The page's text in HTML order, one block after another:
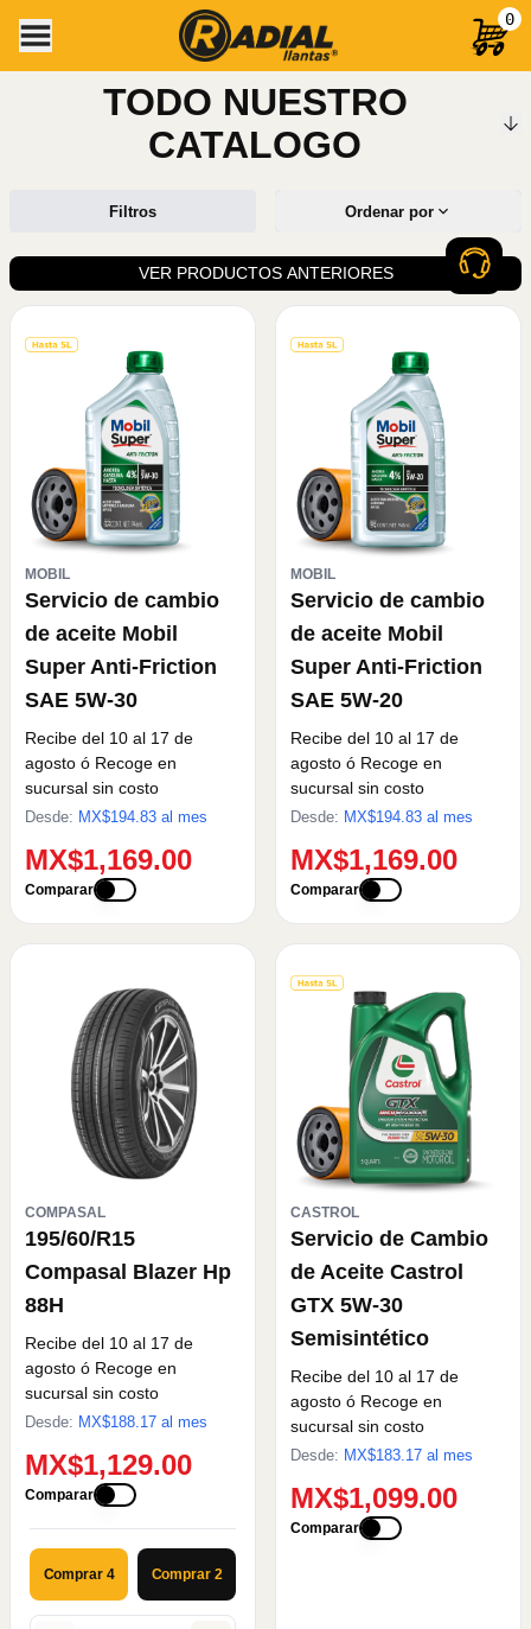
0
TODO NUESTRO
CATALOGO
Filtros Ordenar por
VER PRODUCTOS ANTERIORES
MOBIL
Servicio de cambio
de aceite Mobil
Super Anti-Friction
SAE 5W-30
Recibe del 10 al 17 de
agosto ó Recoge en
sucursal sin costo
Desde: MX$194.83 al mes
MX$1,169.00
Comparar
MOBIL
Servicio de cambio
de aceite Mobil
Super Anti-Friction
SAE 5W-20
Recibe del 10 al 17 de
agosto ó Recoge en
sucursal sin costo
Desde: MX$194.83 al mes
MX$1,169.00
Comparar
COMPASAL
195/60/R15
Compasal Blazer Hp
88H
Recibe del 10 al 17 de
agosto ó Recoge en
sucursal sin costo
Desde: MX$188.17 al mes
MX$1,129.00
Comparar
Comprar 4 Comprar 2
CASTROL
Servicio de Cambio
de Aceite Castrol
GTX 5W-30
Semisintético
Recibe del 10 al 17 de
agosto ó Recoge en
sucursal sin costo
Desde: MX$183.17 al mes
MX$1,099.00
Comparar